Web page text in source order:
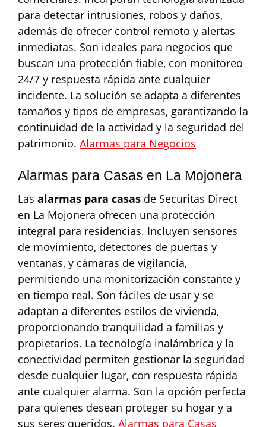
para detectar intrusiones, robos y daños,
además de ofrecer control remoto y alertas
inmediatas. Son ideales para negocios que
buscan una protección fiable, con monitoreo
24/7 y respuesta rápida ante cualquier
incidente. La solución se adapta a diferentes
tamaños y tipos de empresas, garantizando la
continuidad de la actividad y la seguridad del
patrimonio. Alarmas para Negocios
Alarmas para Casas en La Mojonera
Las alarmas para casas de Securitas Direct
en La Mojonera ofrecen una protección
integral para residencias. Incluyen sensores
de movimiento, detectores de puertas y
ventanas, y cámaras de vigilancia,
permitiendo una monitorización constante y
en tiempo real. Son fáciles de usar y se
adaptan a diferentes estilos de vivienda,
proporcionando tranquilidad a familias y
propietarios. La tecnología inalámbrica y la
conectividad permiten gestionar la seguridad
desde cualquier lugar, con respuesta rápida
ante cualquier alarma. Son la opción perfecta
para quienes desean proteger su hogar y a
sus seres queridos. Alarmas para Casas